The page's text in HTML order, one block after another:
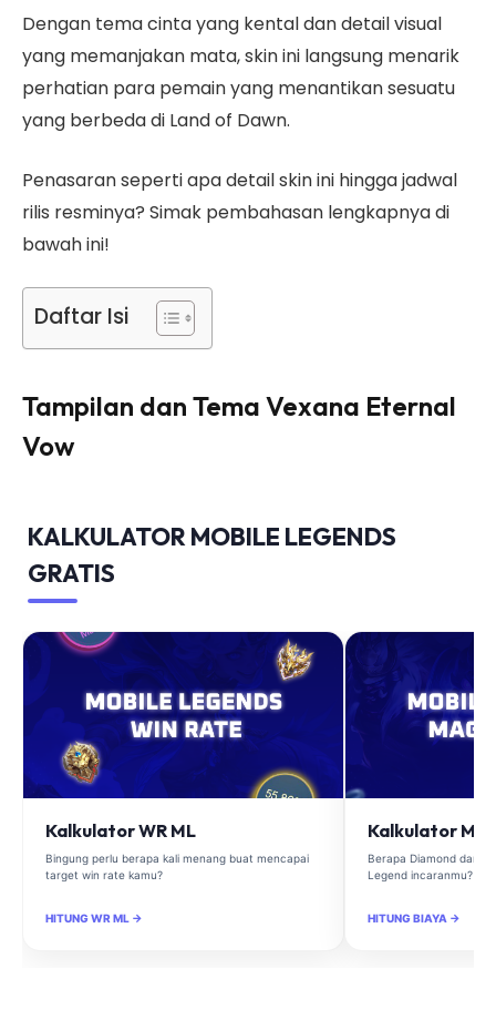
Dengan tema cinta yang kental dan detail visual
yang memanjakan mata, skin ini langsung menarik
perhatian para pemain yang menantikan sesuatu
yang berbeda di Land of Dawn.
Penasaran seperti apa detail skin ini hingga jadwal
rilis resminya? Simak pembahasan lengkapnya di
bawah ini!
Daftar Isi
Tampilan dan Tema Vexana Eternal
Vow
KALKULATOR MOBILE LEGENDS
GRATIS
Kalkulator WR ML
Bingung perlu berapa kali menang buat mencapai
target win rate kamu?
HITUNG WR ML →
Kalkulator
Berapa Diamond dan
Legend incaranmu?
HITUNG BIAYA →